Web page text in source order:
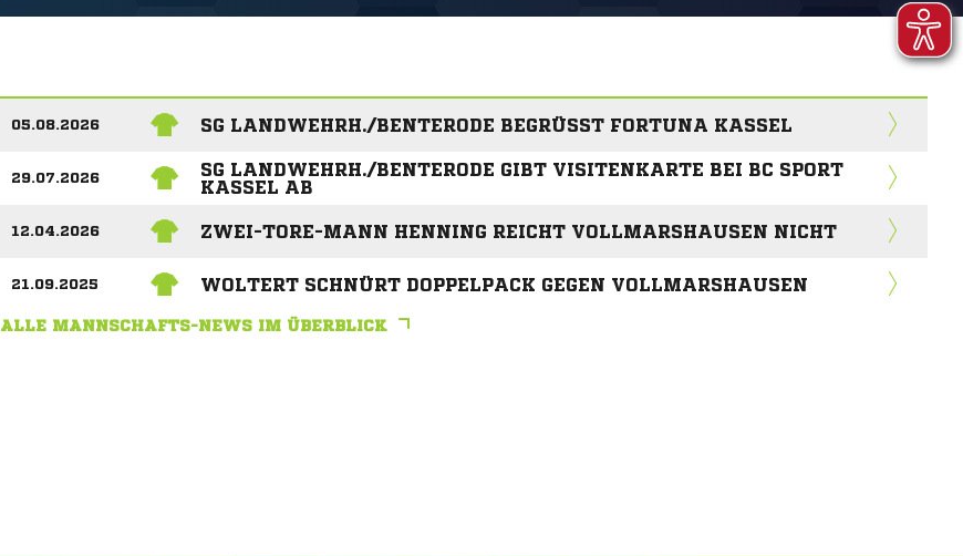
05.08.2026 SG LANDWEHRH./BENTERODE BEGRÜSST FORTUNA KASSEL
29.07.2026
SG LANDWEHRH./BENTERODE GIBT VISITENKARTE BEI BC SPORT
KASSEL AB
12.04.2026 ZWEI-TORE-MANN HENNING REICHT VOLLMARSHAUSEN NICHT
21.09.2025 WOLTERT SCHNÜRT DOPPELPACK GEGEN VOLLMARSHAUSEN
ALLE MANNSCHAFTS-NEWS IM ÜBERBLICK